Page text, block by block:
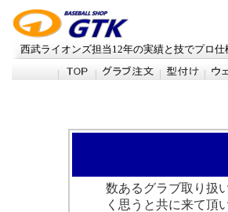
西武ライオンズ担当12年の実績と技でプロ
数あるグラブ取り扱
く思うと共に来て頂